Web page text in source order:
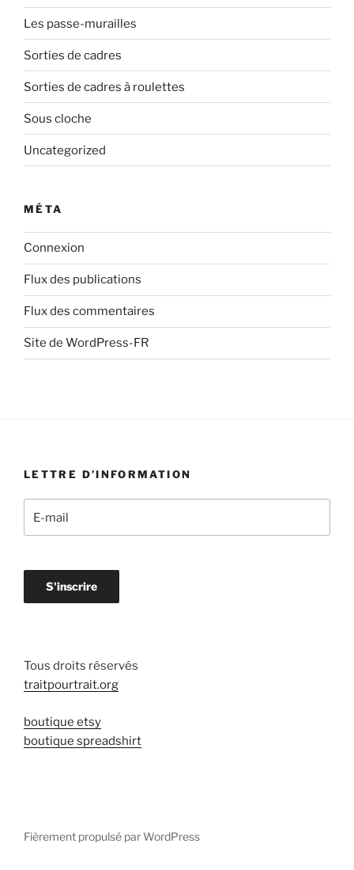
Les passe-murailles
Sorties de cadres
Sorties de cadres à roulettes
Sous cloche
Uncategorized
MÉTA
Connexion
Flux des publications
Flux des commentaires
Site de WordPress-FR
LETTRE D’INFORMATION
Tous droits réservés
traitpourtrait.org
boutique etsy
boutique spreadshirt
Fièrement propulsé par WordPress